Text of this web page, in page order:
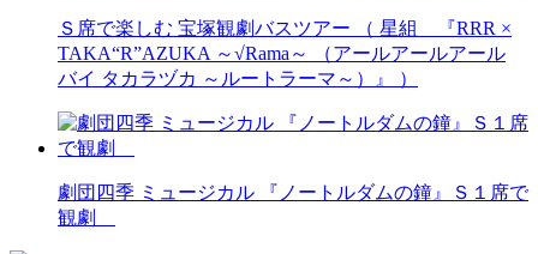
Ｓ席で楽しむ 宝塚観劇バスツアー （ 星組 『RRR ×
TAKA“R”AZUKA ～√Rama～ （アールアールアール
バイ タカラヅカ ～ルートラーマ～）』 ）
劇団四季 ミュージカル 『ノートルダムの鐘』Ｓ１席で
観劇